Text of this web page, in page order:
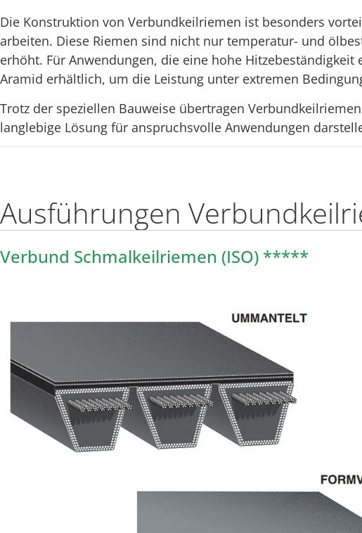
Die Konstruktion von Verbundkeilriemen ist besonders
arbeiten. Diese Riemen sind nicht nur temperatur- und
erhöht. Für Anwendungen, die eine hohe
Aramid erhältlich, um die Leistung unter extremen
Trotz der speziellen Bauweise übertragen
langlebige Lösung für anspruchsvolle Anwendungen
Ausführungen
Verbund Schmalkeilriemen (ISO) *****